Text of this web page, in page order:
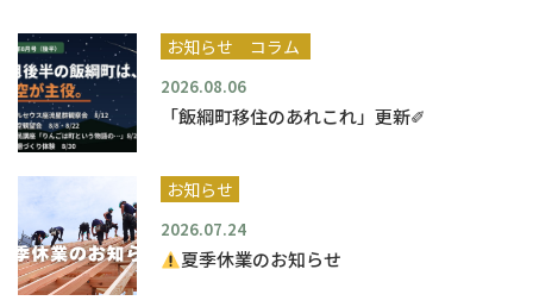
お知らせ コラム
2026.08.06
「飯綱町移住のあれこれ」更新✐
お知らせ
2026.07.24
夏季休業のお知らせ